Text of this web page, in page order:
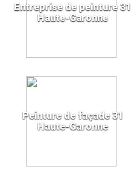
Entreprise de peinture 31
Haute-Garonne
Peinture de façade 31
Haute-Garonne